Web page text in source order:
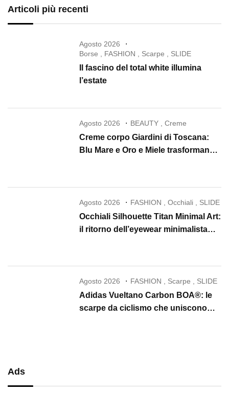
Articoli più recenti
Agosto 2026
Borse , FASHION , Scarpe , SLIDE
Il fascino del total white illumina
l’estate
Agosto 2026 BEAUTY ,Creme
Creme corpo Giardini di Toscana:
Blu Mare e Oro e Miele trasformano
Agosto 2026 FASHION ,Occhiali SLIDE
Occhiali Silhouette Titan Minimal Art:
il ritorno dell’eyewear minimalista
Agosto 2026 FASHION , Scarpe , SLIDE
Adidas Vueltano Carbon BOA®: le
scarpe da ciclismo che uniscono
Ads